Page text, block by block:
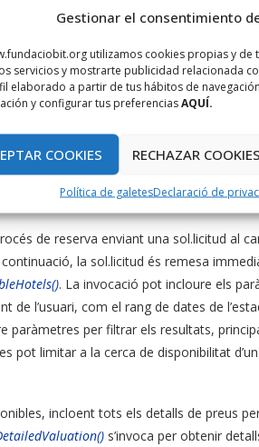
Gestionar el consentimiento
utilizamos cookies propias y de
servicios y mostrarte publicidad relacionada
elaborado a partir de tus hábitos de
y configurar tus preferenciasAQUÍ.
COOKIES RECHAZAR COOKIES
Política de galetesDeclaració de
de reserva enviant una sol.licitud al
la sol.licitud és remesa
. La invocació pot incloure els
de l’usuari, com el rang de dates de
paràmetres per filtrar els resultats,
pot limitar a la cerca de disponibilitat
incloent tots els detalls de preus
s’invoca per obtenir